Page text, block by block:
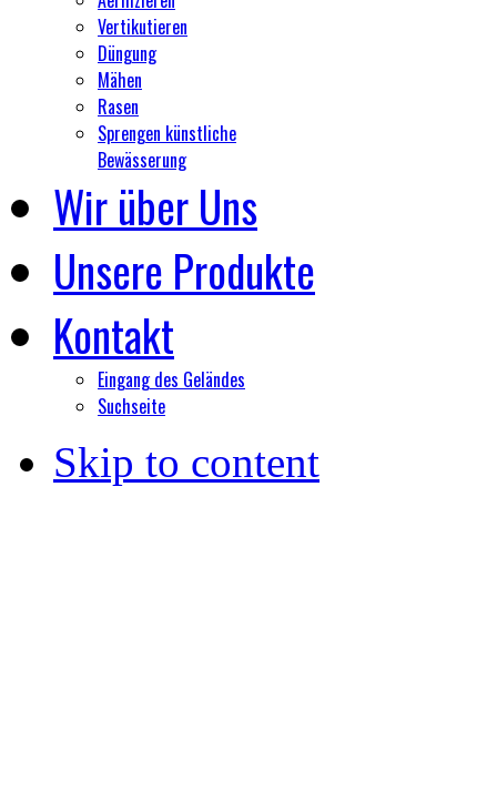
Vertikutieren
Düngung
Mähen
Rasen
Sprengen künstliche
Bewässerung
Wir über Uns
Unsere Produkte
Kontakt
Eingang des Geländes
Suchseite
Skip to content